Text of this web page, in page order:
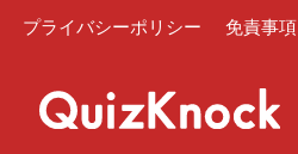
プライバシーポリシー 免責事項